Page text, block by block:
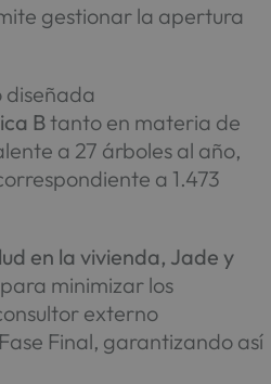
gestionar la apertura
diseñada
Btanto en materia de
a 27 árboles al año,
a 1.473
en la vivienda, Jade y
minimizar los
externo
Final, garantizando así